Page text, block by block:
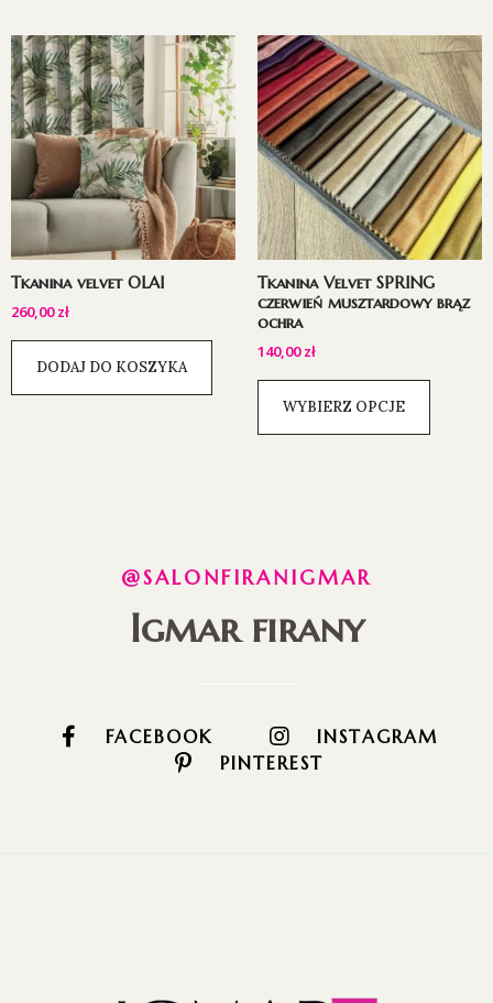
Tkanina velvet OLAI
260,00zł
DODAJ DO KOSZYKA
Tkanina Velvet SPRING
czerwień musztardowy brąz
ochra
140,00zł
WYBIERZ OPCJE
@SALONFIRANIGMAR
Igmar firany
FACEBOOK
INSTAGRAM
PINTEREST